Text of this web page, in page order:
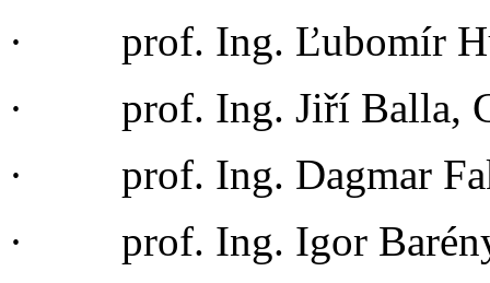
· prof. Ing. Ľubomír
· prof. Ing. Jiří Balla,
· prof. Ing. Dagmar
· prof. Ing. Igor